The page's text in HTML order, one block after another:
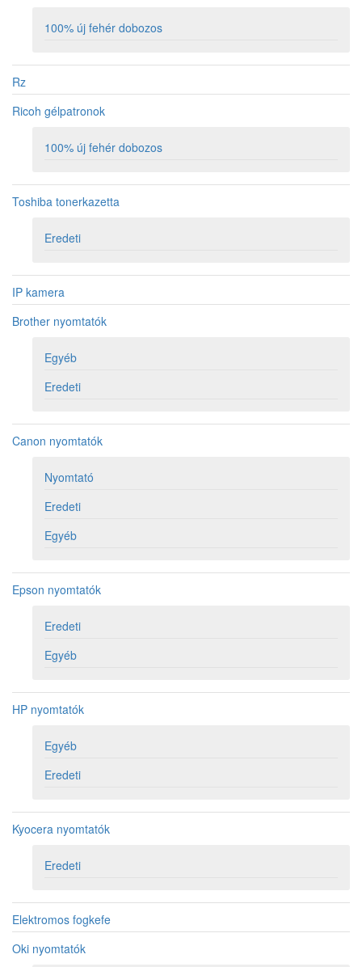
100% új fehér dobozos
Rz
Ricoh gélpatronok
100% új fehér dobozos
Toshiba tonerkazetta
Eredeti
IP kamera
Brother nyomtatók
Egyéb
Eredeti
Canon nyomtatók
Nyomtató
Eredeti
Egyéb
Epson nyomtatók
Eredeti
Egyéb
HP nyomtatók
Egyéb
Eredeti
Kyocera nyomtatók
Eredeti
Elektromos fogkefe
Oki nyomtatók